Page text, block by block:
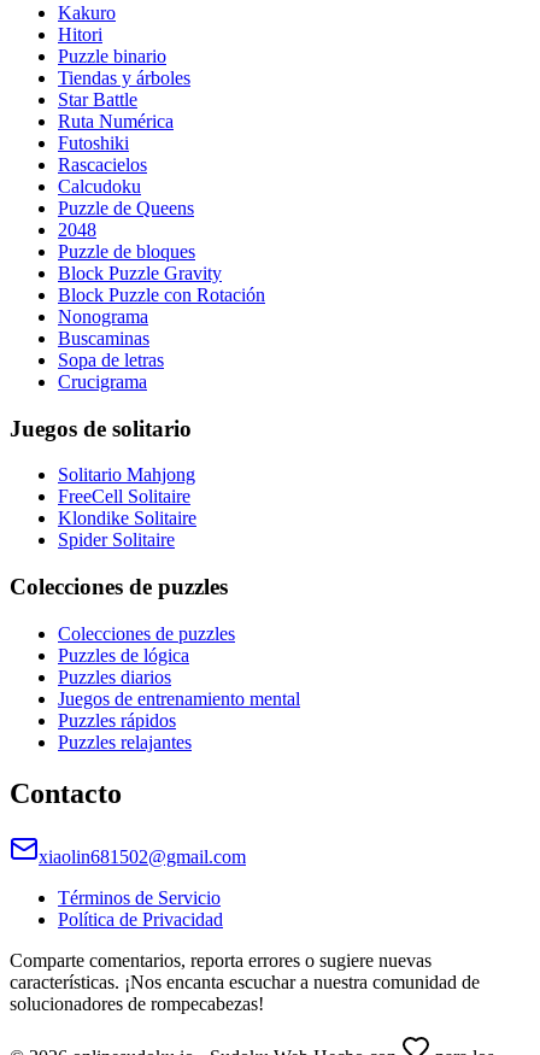
Kakuro
Hitori
Puzzle binario
Tiendas y árboles
Star Battle
Ruta Numérica
Futoshiki
Rascacielos
Calcudoku
Puzzle de Queens
2048
Puzzle de bloques
Block Puzzle Gravity
Block Puzzle con Rotación
Nonograma
Buscaminas
Sopa de letras
Crucigrama
Juegos de solitario
Solitario Mahjong
FreeCell Solitaire
Klondike Solitaire
Spider Solitaire
Colecciones de puzzles
Colecciones de puzzles
Puzzles de lógica
Puzzles diarios
Juegos de entrenamiento mental
Puzzles rápidos
Puzzles relajantes
Contacto
xiaolin681502@gmail.com
Términos de Servicio
Política de Privacidad
Comparte comentarios, reporta errores o sugiere nuevas
características. ¡Nos encanta escuchar a nuestra comunidad de
solucionadores de rompecabezas!